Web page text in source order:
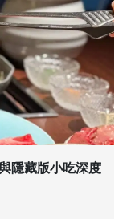
隱藏版小吃深度